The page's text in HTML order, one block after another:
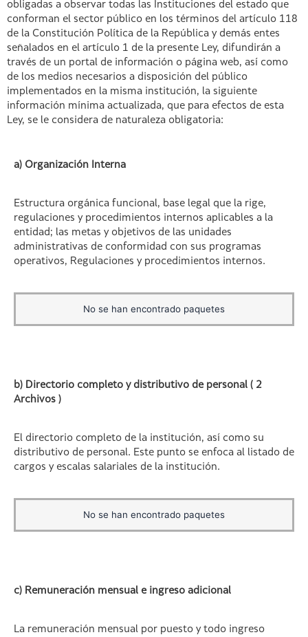
obligadas a observar todas las Instituciones del estado que
conforman el sector público en los términos del artículo 118
de la Constitución Política de la República y demás entes
señalados en el artículo 1 de la presente Ley, difundirán a
través de un portal de información o página web, así como
de los medios necesarios a disposición del público
implementados en la misma institución, la siguiente
información mínima actualizada, que para efectos de esta
Ley, se le considera de naturaleza obligatoria:
a) Organización Interna
Estructura orgánica funcional, base legal que la rige,
regulaciones y procedimientos internos aplicables a la
entidad; las metas y objetivos de las unidades
administrativas de conformidad con sus programas
operativos, Regulaciones y procedimientos internos.
No se han encontrado paquetes
b) Directorio completo y distributivo de personal ( 2
Archivos )
El directorio completo de la institución, así como su
distributivo de personal. Este punto se enfoca al listado de
cargos y escalas salariales de la institución.
No se han encontrado paquetes
c) Remuneración mensual e ingreso adicional
La remuneración mensual por puesto y todo ingreso